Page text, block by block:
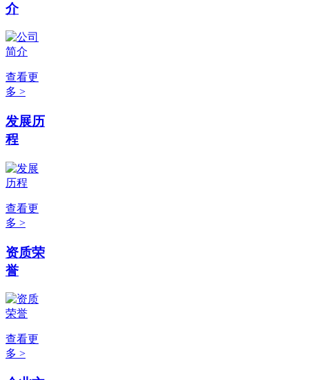
介
查看更
多 >
发展历
程
查看更
多 >
资质荣
誉
查看更
多 >